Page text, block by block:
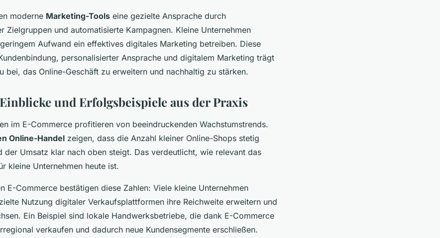
moderne Marketing-Tools eine gezielte Ansprache durch
Zielgruppen und automatisierte Kampagnen. Kleine Unternehmen
Aufwand ein effektives digitales Marketing betreiben. Diese
personalisierter Ansprache und digitalem Marketing trägt
bei, das Online-Geschäft zu erweitern und nachhaltig zu stärken.
und Erfolgsbeispiele aus der Praxis
im E-Commerce profitieren von beeindruckenden Wachstumstrends.
Online-Handel zeigen, dass die Anzahl kleiner Online-Shops stetig
der Umsatz klar nach oben steigt. Das verdeutlicht, wie relevant das
kleine Unternehmen heute ist.
E-Commerce bestätigen diese Zahlen: Viele kleine Unternehmen
Nutzung digitaler Verkaufsplattformen ihre Reichweite erweitern und
Ein Beispiel sind lokale Handwerksbetriebe, die dank E-Commerce
verkaufen und dadurch neue Kundensegmente erschließen.